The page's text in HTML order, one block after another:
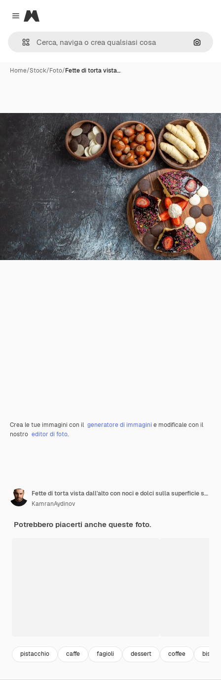
Close menu
Magnific
Cerca
Home/Stock/Foto/Fette di torta vista…
Crea le tue immagini con il generatore di immagini e modificale con il
nostro editor di foto.
Fette di torta vista dall'alto con noci e dolci sulla superficie scura
KamranAydinov
Potrebbero piacerti anche queste foto.
pistacchio caffe fagioli dessert coffee